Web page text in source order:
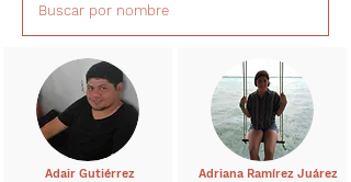
Adair Gutiérrez Adriana Ramírez Juárez